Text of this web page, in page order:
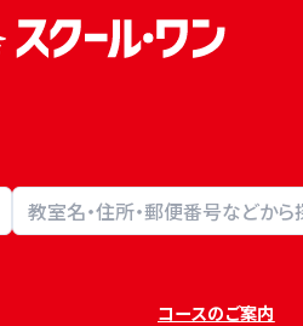
教室検索
コースのご案内